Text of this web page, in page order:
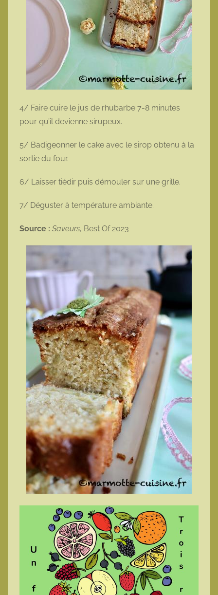
4/ Faire cuire le jus de rhubarbe 7-8 minutes
pour qu’il devienne sirupeux.
5/ Badigeonner le cake avec le sirop obtenu à la
sortie du four.
6/ Laisser tiédir puis démouler sur une grille.
7/ Déguster à température ambiante.
Source : Saveurs, Best Of 2023